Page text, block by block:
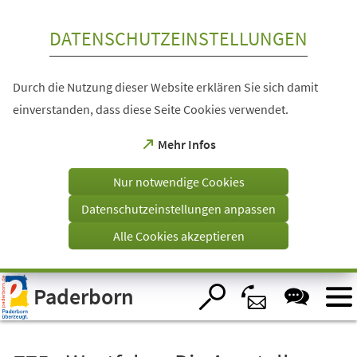
Visuelle
Assistenzsoftware
öffnen.
DATENSCHUTZEINSTELLUNGEN
Durch die Nutzung dieser Website erklären Sie sich damit
einverstanden, dass diese Seite Cookies verwendet.
Mehr Infos
(Öffnet
einem
Tab)
Nur notwendige Cookies
Datenschutzeinstellungen anpassen
Alle Cookies akzeptieren
Paderborn